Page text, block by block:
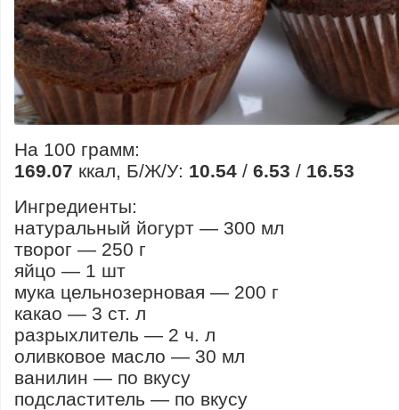
На 100 грамм:
169.07 ккал, Б/Ж/У: 10.54 / 6.53 / 16.53
Ингредиенты:
натуральный йогурт — 300 мл
творог — 250 г
яйцо — 1 шт
мука цельнозерновая — 200 г
какао — 3 ст. л
разрыхлитель — 2 ч. л
оливковое масло — 30 мл
ванилин — по вкусу
подсластитель — по вкусу